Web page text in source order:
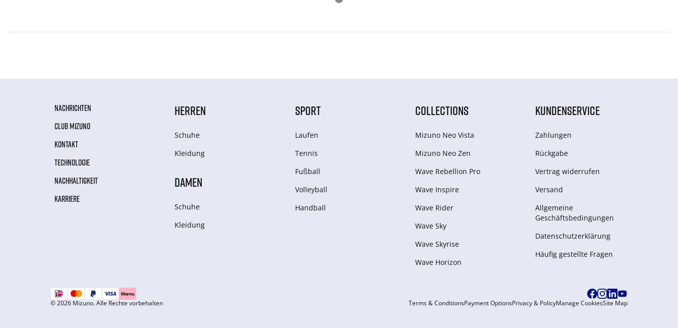
NACHRICHTEN
CLUB MIZUNO
KONTAKT
TECHNOLOGIE
NACHHALTIGKEIT
KARRIERE
HERREN
Schuhe
Kleidung
DAMEN
Schuhe
Kleidung
SPORT
Laufen
Tennis
Fußball
Volleyball
Handball
COLLECTIONS
Mizuno Neo Vista
Mizuno Neo Zen
Wave Rebellion Pro
Wave Inspire
Wave Rider
Wave Sky
Wave Skyrise
Wave Horizon
KUNDENSERVICE
Zahlungen
Rückgabe
Vertrag widerrufen
Versand
Allgemeine
Geschäftsbedingungen
Datenschutzerklärung
Häufig gestellte Fragen
© 2026 Mizuno. Alle Rechte vorbehalten Terms & ConditionsPayment OptionsPrivacy & PolicyManage CookiesSite Map